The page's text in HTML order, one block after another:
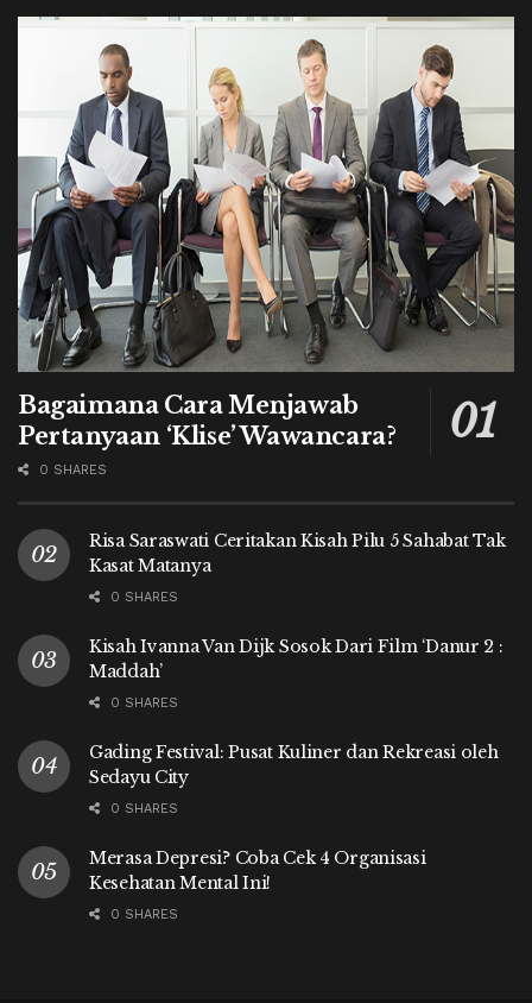
Bagaimana Cara Menjawab
Pertanyaan ‘Klise’ Wawancara?
0 SHARES
Risa Saraswati Ceritakan Kisah Pilu 5 Sahabat Tak
Kasat Matanya
0 SHARES
Kisah Ivanna Van Dijk Sosok Dari Film ‘Danur 2 :
Maddah’
0 SHARES
Gading Festival: Pusat Kuliner dan Rekreasi oleh
Sedayu City
0 SHARES
Merasa Depresi? Coba Cek 4 Organisasi
Kesehatan Mental Ini!
0 SHARES